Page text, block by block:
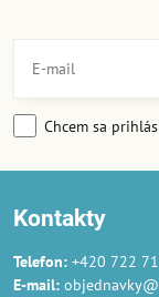
Chcem sa
Kontakty
Telefon: +420 722
E-mail: